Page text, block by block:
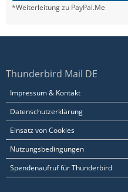
*Weiterleitung zu PayPal.Me
Thunderbird Mail DE
Impressum & Kontakt
Datenschutzerklärung
Einsatz von Cookies
Nutzungsbedingungen
Spendenaufruf für Thunderbird